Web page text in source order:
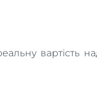
вартість